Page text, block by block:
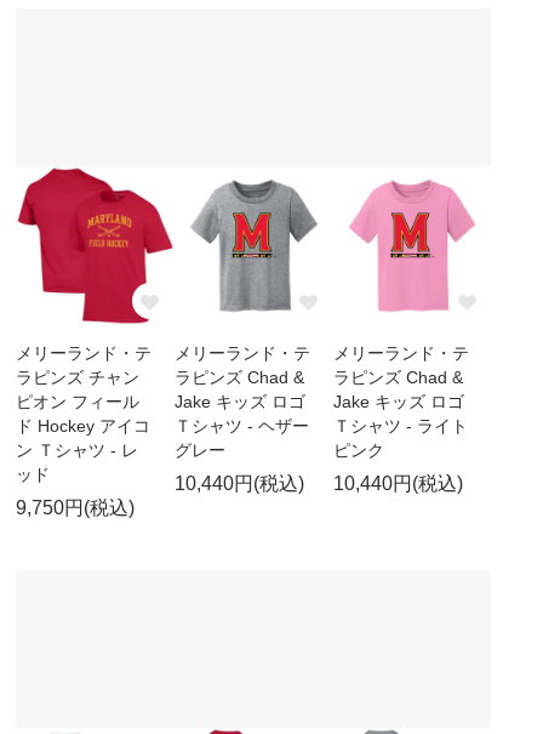
メリーランド・テ
ラピンズ チャン
ピオン フィール
ド Hockey アイコ
ン Ｔシャツ - レ
ッド
9,750円(税込)
メリーランド・テ
ラピンズ Chad &
Jake キッズ ロゴ
Ｔシャツ - ヘザー
グレー
10,440円(税込)
メリーランド・テ
ラピンズ Chad &
Jake キッズ ロゴ
Ｔシャツ - ライト
ピンク
10,440円(税込)